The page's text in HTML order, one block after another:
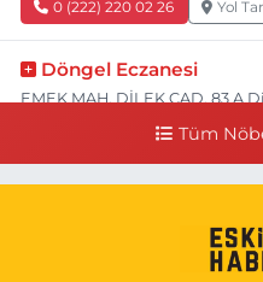
0 (222) 220 02 26 Yol
Döngel Eczanesi
EMEK MAH. DİLEK CAD. 83 A
İSTİKLAL MAH. ŞAİR FUZULİ
KARŞI KÖŞESİ ŞAİR FUZULİ
Tüm